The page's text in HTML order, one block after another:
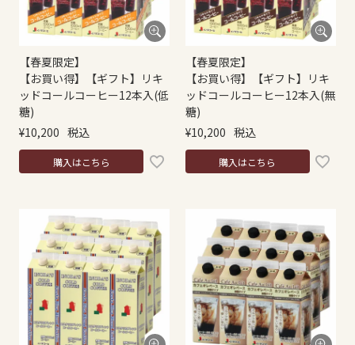
【春夏限定】
【お買い得】【ギフト】リキ
ッドコールコーヒー12本入(低
糖)
¥10,200 税込
購入はこちら
【春夏限定】
【お買い得】【ギフト】リキ
ッドコールコーヒー12本入(無
糖)
¥10,200 税込
購入はこちら